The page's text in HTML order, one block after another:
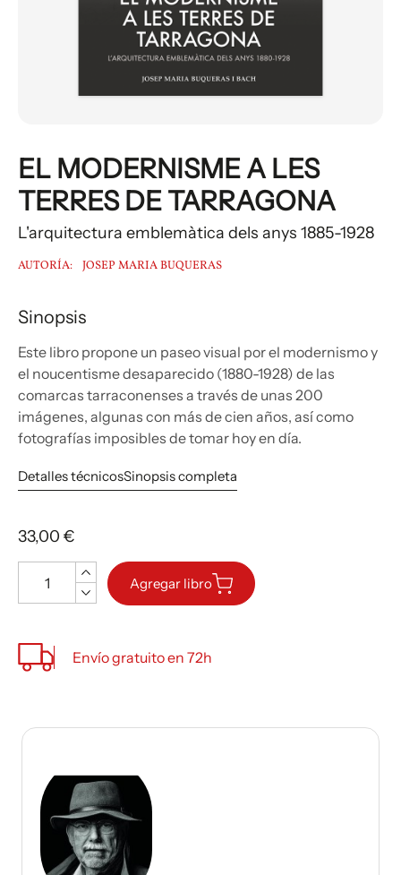
EL MODERNISME A LES
TERRES DE TARRAGONA
L'arquitectura emblemàtica dels anys 1885-1928
AUTORÍA: JOSEP MARIA BUQUERAS
Sinopsis
Este libro propone un paseo visual por el modernismo y
el noucentisme desaparecido (1880-1928) de las
comarcas tarraconenses a través de unas 200
imágenes, algunas con más de cien años, así como
fotografías imposibles de tomar hoy en día.
Detalles técnicosSinopsis completa
33,00 €
Agregar libro
Envío gratuito en 72h